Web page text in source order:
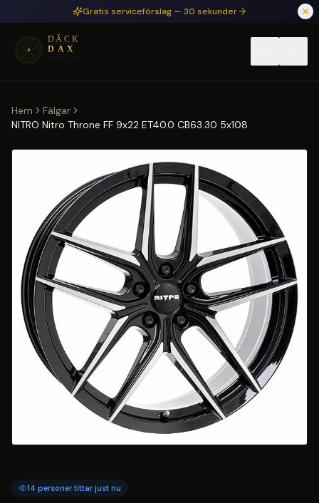
Hoppa till huvudinnehållGratis serviceförslag — 30 sekunder
Hem
Fälgar
NITRO Nitro Throne FF 9x22 ET40.0 CB63.30 5x108
14 personer tittar just nu